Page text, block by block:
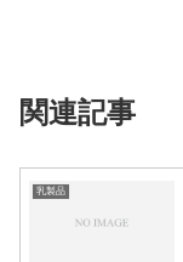
関連記事
乳製品